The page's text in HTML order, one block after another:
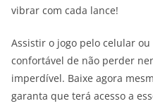
vibrar com cada lance!
Assistir o jogo pelo celular
confortável de não perder
imperdível. Baixe agora
garanta que terá acesso a